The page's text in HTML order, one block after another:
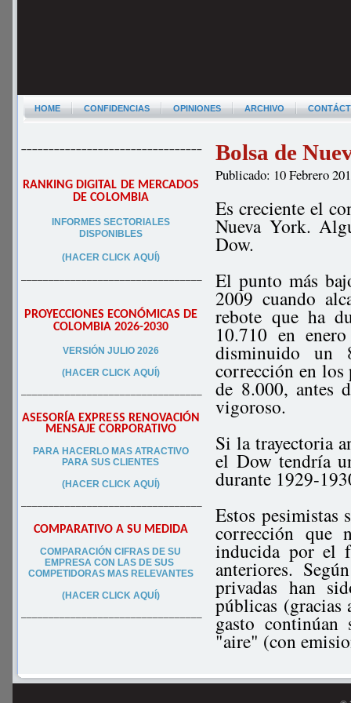
HOME CONFIDENCIAS OPINIONES ARCHIVO
–––––––––––––––––––––––––––––––––
RANKING DIGITAL DE MERCADOS
DE COLOMBIA
INFORMES SECTORIALES
DISPONIBLES
(HACER CLICK AQUÍ)
–––––––––––––––––––––––––––––––––
PROYECCIONES ECONÓMICAS DE
COLOMBIA 2026-2030
VERSIÓN JULIO 2026
(HACER CLICK AQUÍ)
–––––––––––––––––––––––––––––––––
ASESORÍA EXPRESS RENOVACIÓN
MENSAJE CORPORATIVO
PARA HACERLO MAS ATRACTIVO
PARA SUS CLIENTES
(HACER CLICK AQUÍ)
–––––––––––––––––––––––––––––––––
COMPARATIVO A SU MEDIDA
COMPARACIÓN CIFRAS DE SU
EMPRESA CON LAS DE SUS
COMPETIDORAS MAS RELEVANTES
(HACER CLICK AQUÍ)
–––––––––––––––––––––––––––––––––
Bolsa de
Publicado: 10 Febrero
Es creciente el
Nueva York.
Dow.
El punto más
2009 cuando
rebote que ha
10.710 en
disminuido un
corrección en los
de 8.000, antes
vigoroso.
Si la trayectoria
el Dow tendría
durante 1929-
Estos pesimistas
corrección que
inducida por el
anteriores.
privadas han
públicas (gracias
gasto continúan
"aire" (con